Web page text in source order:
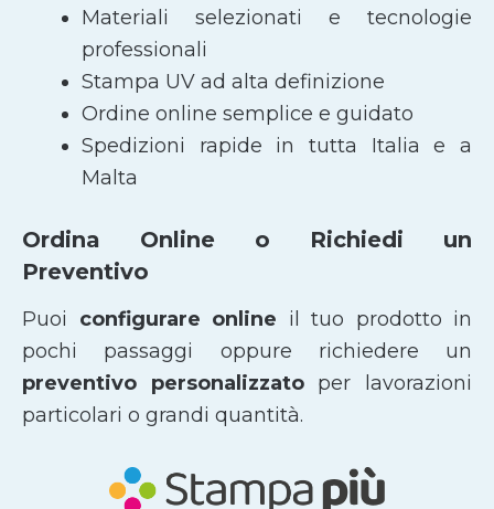
Materiali selezionati e tecnologie
professionali
Stampa UV ad alta definizione
Ordine online semplice e guidato
Spedizioni rapide in tutta Italia e a
Malta
Ordina Online o Richiedi un
Preventivo
Puoi configurare online il tuo prodotto in
pochi passaggi oppure richiedere un
preventivo personalizzatoper lavorazioni
particolari o grandi quantità.